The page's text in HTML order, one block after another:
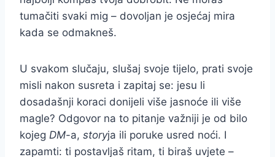
tumačiti svaki mig – dovoljan je osjećaj mira
kada se odmakneš.
U svakom slučaju, slušaj svoje tijelo, prati svoje
misli nakon susreta i zapitaj se: jesu li
dosadašnji koraci donijeli više jasnoće ili više
magle? Odgovor na to pitanje važniji je od bilo
kojeg DM-a, storyja ili poruke usred noći. I
zapamti: ti postavljaš ritam, ti biraš uvjete –